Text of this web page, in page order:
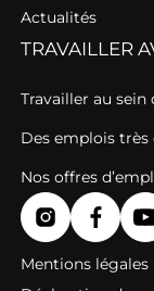
Actualités
TRAVAILLER
Travailler au sein
Des emplois très
Nos offres
Mentions légales